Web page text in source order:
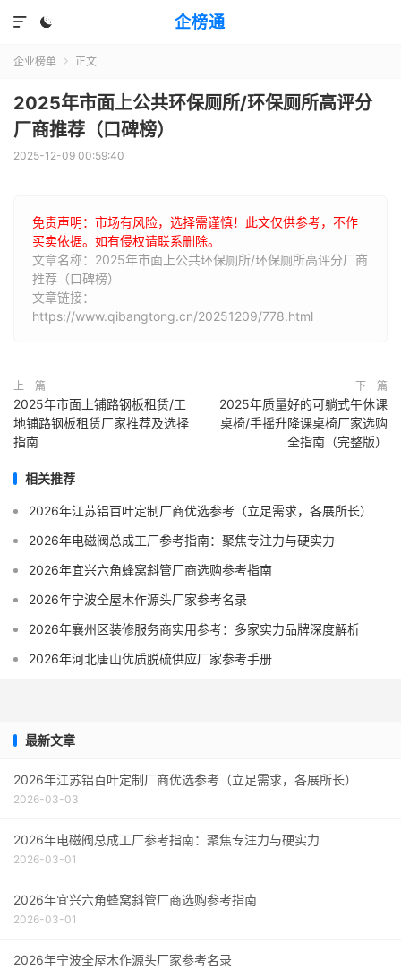
企榜通


企业榜单  正文
2025年市面上公共环保厕所/环保厕所高评分
厂商推荐（口碑榜）
2025-12-09 00:59:40
免责声明：市场有风险，选择需谨慎！此文仅供参考，不作
买卖依据。如有侵权请联系删除。
文章名称：2025年市面上公共环保厕所/环保厕所高评分厂商
推荐（口碑榜）
文章链接：
https://www.qibangtong.cn/20251209/778.html
上一篇
2025年市面上铺路钢板租赁/工
地铺路钢板租赁厂家推荐及选择
指南
下一篇
2025年质量好的可躺式午休课
桌椅/手摇升降课桌椅厂家选购
全指南（完整版）
相关推荐
2026年江苏铝百叶定制厂商优选参考（立足需求，各展所长）
2026年电磁阀总成工厂参考指南：聚焦专注力与硬实力
2026年宜兴六角蜂窝斜管厂商选购参考指南
2026年宁波全屋木作源头厂家参考名录
2026年襄州区装修服务商实用参考：多家实力品牌深度解析
2026年河北唐山优质脱硫供应厂家参考手册
最新文章
2026年江苏铝百叶定制厂商优选参考（立足需求，各展所长）
2026-03-03
2026年电磁阀总成工厂参考指南：聚焦专注力与硬实力
2026-03-01
2026年宜兴六角蜂窝斜管厂商选购参考指南
2026-03-01
2026年宁波全屋木作源头厂家参考名录